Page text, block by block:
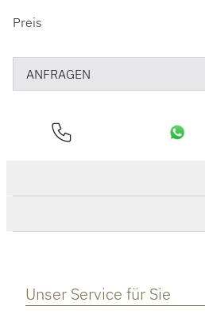
PREISINFORMATIONEN
Preis
ANFRAGEN
Unser Service für Sie